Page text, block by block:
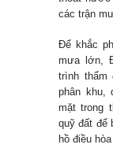
các trận
Để khắc
mưa lớn,
trình thẩm
phân khu,
mặt trong
quỹ đất để
hồ điều